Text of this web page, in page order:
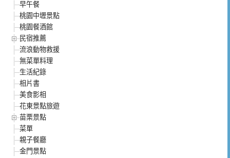
早午餐
桃園中壢景點
桃園餐酒館
民宿推薦
流浪動物救援
無菜單料理
生活紀錄
相片書
美食影相
花東景點旅遊
苗栗景點
菜單
親子餐廳
金門景點